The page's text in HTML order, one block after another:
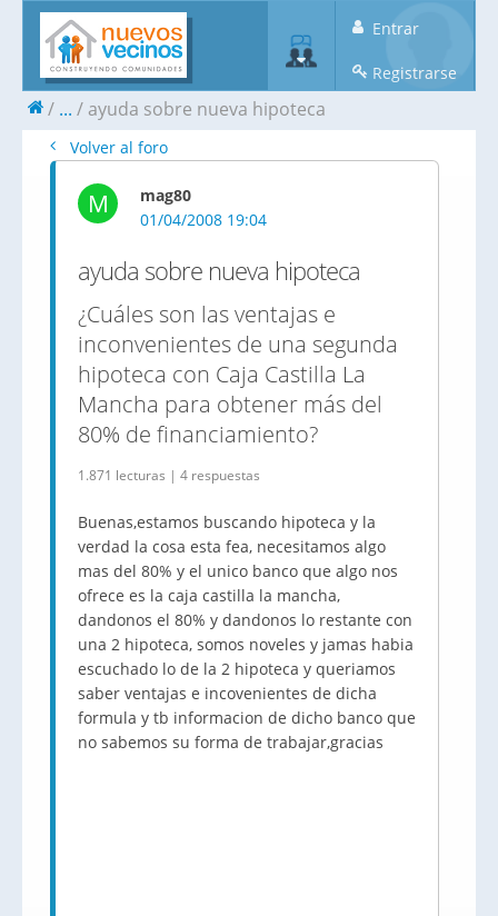
Entrar
Registrarse
... ayuda sobre nueva hipoteca
Volver al foro
M
mag80
01/04/2008 19:04
ayuda sobre nueva hipoteca
¿Cuáles son las ventajas e
inconvenientes de una segunda
hipoteca con Caja Castilla La
Mancha para obtener más del
80% de financiamiento?
1.871 lecturas | 4 respuestas
Buenas,estamos buscando hipoteca y la
verdad la cosa esta fea, necesitamos algo
mas del 80% y el unico banco que algo nos
ofrece es la caja castilla la mancha,
dandonos el 80% y dandonos lo restante con
una 2 hipoteca, somos noveles y jamas habia
escuchado lo de la 2 hipoteca y queriamos
saber ventajas e incovenientes de dicha
formula y tb informacion de dicho banco que
no sabemos su forma de trabajar,gracias